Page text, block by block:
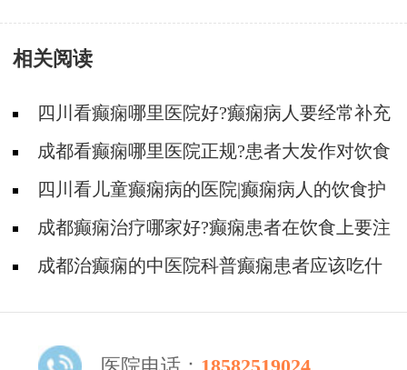
癫痫发作的危险因素要警惕!
相关阅读
四川看癫痫哪里医院好?癫痫病人要经常补充
营养物质!
成都看癫痫哪里医院正规?患者大发作对饮食
有什么要求?
四川看儿童癫痫病的医院|癫痫病人的饮食护
理是怎么样的?
成都癫痫治疗哪家好?癫痫患者在饮食上要注
意什么?
成都治癫痫的中医院科普癫痫患者应该吃什